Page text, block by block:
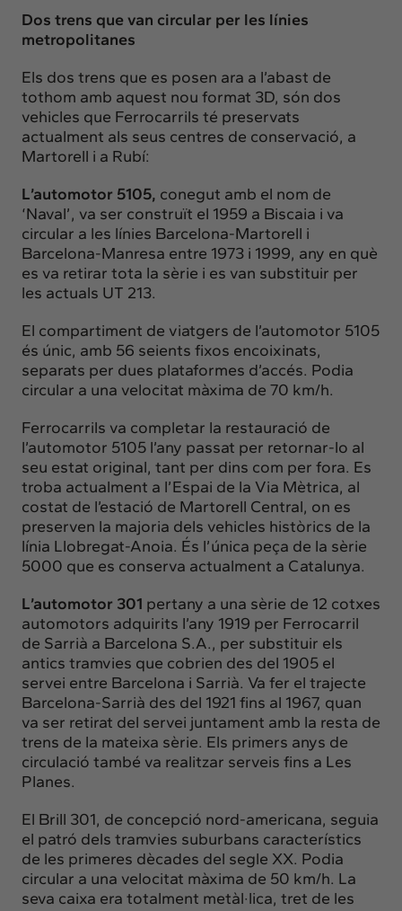
Dos trens que van circular per les línies
metropolitanes
Els dos trens que es posen ara a l’abast de
tothom amb aquest nou format 3D, són dos
vehicles que Ferrocarrils té preservats
actualment als seus centres de conservació, a
Martorell i a Rubí:
L’automotor 5105, conegut amb el nom de
‘Naval’, va ser construït el 1959 a Biscaia i va
circular a les línies Barcelona-Martorell i
Barcelona-Manresa entre 1973 i 1999, any en què
es va retirar tota la sèrie i es van substituir per
les actuals UT 213.
El compartiment de viatgers de l’automotor 5105
és únic, amb 56 seients fixos encoixinats,
separats per dues plataformes d’accés. Podia
circular a una velocitat màxima de 70 km/h.
Ferrocarrils va completar la restauració de
l’automotor 5105 l’any passat per retornar-lo al
seu estat original, tant per dins com per fora. Es
troba actualment a l’Espai de la Via Mètrica, al
costat de l’estació de Martorell Central, on es
preserven la majoria dels vehicles històrics de la
línia Llobregat-Anoia. És l’única peça de la sèrie
5000 que es conserva actualment a Catalunya.
L’automotor 301 pertany a una sèrie de 12 cotxes
automotors adquirits l’any 1919 per Ferrocarril
de Sarrià a Barcelona S.A., per substituir els
antics tramvies que cobrien des del 1905 el
servei entre Barcelona i Sarrià. Va fer el trajecte
Barcelona-Sarrià des del 1921 fins al 1967, quan
va ser retirat del servei juntament amb la resta de
trens de la mateixa sèrie. Els primers anys de
circulació també va realitzar serveis fins a Les
Planes.
El Brill 301, de concepció nord-americana, seguia
el patró dels tramvies suburbans característics
de les primeres dècades del segle XX. Podia
circular a una velocitat màxima de 50 km/h. La
seva caixa era totalment metàl·lica, tret de les